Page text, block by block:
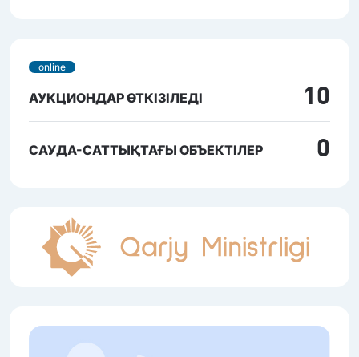
online
АУКЦИОНДАР ӨТКІЗІЛЕДІ 10
САУДА-САТТЫҚТАҒЫ ОБЪЕКТІЛЕР 0